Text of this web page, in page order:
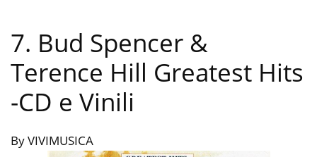
7. Bud Spencer &
Terence Hill Greatest Hits
-CD e Vinili
By VIVIMUSICA